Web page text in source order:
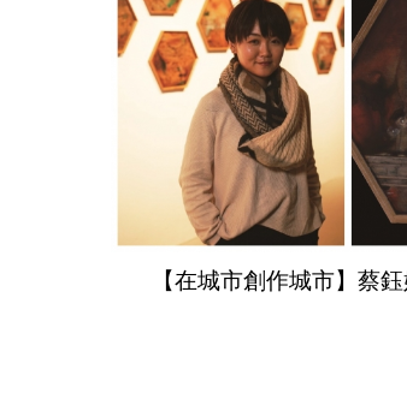
【在城市創作城市】蔡